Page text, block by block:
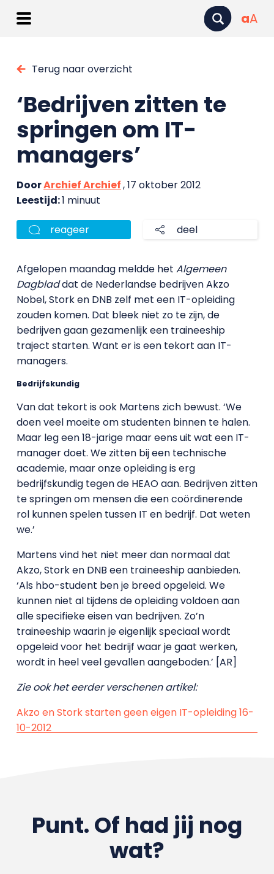
aA
Terug naar overzicht
‘Bedrijven zitten te
springen om IT-
managers’
DoorArchief Archief, 17 oktober 2012
Leestijd:1 minuut
reageer deel
Afgelopen maandag meldde het Algemeen
Dagbladdat de Nederlandse bedrijven Akzo
Nobel, Stork en DNB zelf met een IT-opleiding
zouden komen. Dat bleek niet zo te zijn, de
bedrijven gaan gezamenlijk een traineeship
traject starten. Want er is een tekort aan IT-
managers.
Bedrijfskundig
Van dat tekort is ook Martens zich bewust. ‘We
doen veel moeite om studenten binnen te halen.
Maar leg een 18-jarige maar eens uit wat een IT-
manager doet. We zitten bij een technische
academie, maar onze opleiding is erg
bedrijfskundig tegen de HEAO aan. Bedrijven zitten
te springen om mensen die een coördinerende
rol kunnen spelen tussen IT en bedrijf. Dat weten
we.’
Martens vind het niet meer dan normaal dat
Akzo, Stork en DNB een traineeship aanbieden.
‘Als hbo-student ben je breed opgeleid. We
kunnen niet al tijdens de opleiding voldoen aan
alle specifieke eisen van bedrijven. Zo’n
traineeship waarin je eigenlijk speciaal wordt
opgeleid voor het bedrijf waar je gaat werken,
wordt in heel veel gevallen aangeboden.’ [AR]
Zie ook het eerder verschenen artikel:
Akzo en Stork starten geen eigen IT-opleiding 16-
10-2012
Punt. Of had jij nog
wat?